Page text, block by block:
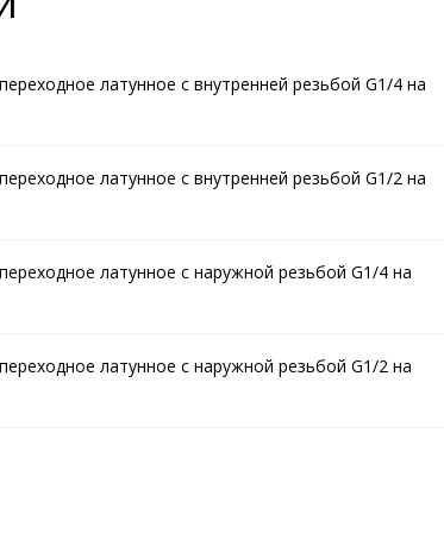
латунное с внутренней резьбой G1/4 на
латунное с внутренней резьбой G1/2 на
латунное с наружной резьбой G1/4 на
латунное с наружной резьбой G1/2 на